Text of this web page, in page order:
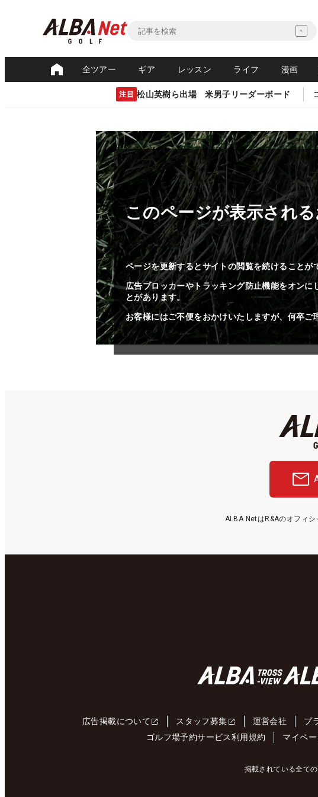
全ツアー ギア レッスン ライフ 漫画
注目 松山英樹ら出場 米男子リーダーボード
このページが表示され
ページを更新するとサイトの閲覧を続けることが
広告ブロッカーやトラッキング防止機能をオンに
とがあります。
お客様にはご不便をおかけいたしますが、何卒ご
ALBA NetはR&Aのオフィシ
広告掲載について スタッフ募集 運営会社 プ
ゴルフ場予約サービス利用規約
マイペ
掲載されている全て